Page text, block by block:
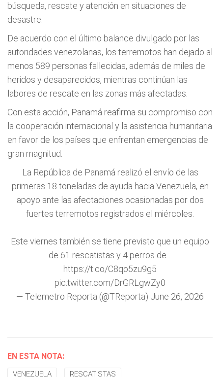
búsqueda, rescate y atención en situaciones de
desastre.
De acuerdo con el último balance divulgado por las
autoridades venezolanas, los terremotos han dejado al
menos 589 personas fallecidas, además de miles de
heridos y desaparecidos, mientras continúan las
labores de rescate en las zonas más afectadas.
Con esta acción, Panamá reafirma su compromiso con
la cooperación internacional y la asistencia humanitaria
en favor de los países que enfrentan emergencias de
gran magnitud.
La República de Panamá realizó el envío de las
primeras 18 toneladas de ayuda hacia Venezuela, en
apoyo ante las afectaciones ocasionadas por dos
fuertes terremotos registrados el miércoles.
Este viernes también se tiene previsto que un equipo
de 61 rescatistas y 4 perros de…
https://t.co/C8qo5zu9g5
pic.twitter.com/DrGRLgwZy0
— Telemetro Reporta (@TReporta) June 26, 2026
EN ESTA NOTA:
VENEZUELA RESCATISTAS